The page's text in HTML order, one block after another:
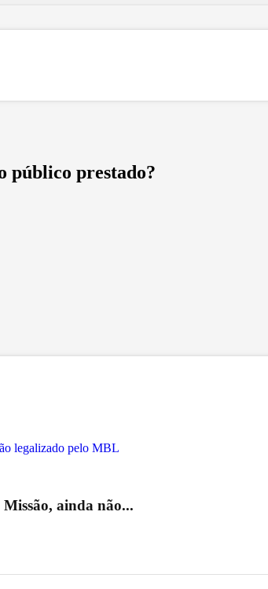
público prestado?
ainda não...